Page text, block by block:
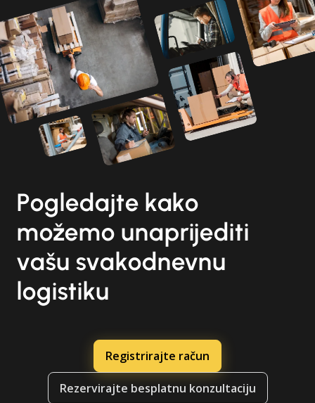
Pogledajte kako
možemo unaprijediti
vašu svakodnevnu
logistiku
Registrirajte račun
Rezervirajte besplatnu konzultaciju